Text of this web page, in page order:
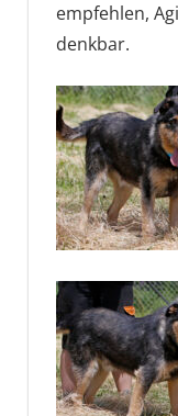
empfehlen,
denkbar.